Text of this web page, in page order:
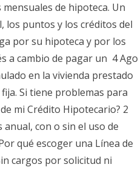
de hipoteca. Un
los puntos y los créditos del
por su hipoteca y por los
a cambio de pagar un 4 Ago
en la vivienda prestado
Si tiene problemas para
mi Crédito Hipotecario? 2
con o sin el uso de
qué escoger una Línea de
cargos por solicitud ni